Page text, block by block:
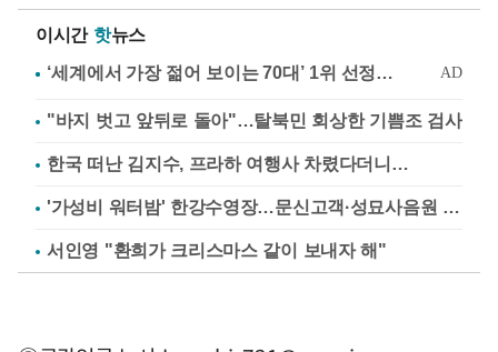
이시간 핫뉴스
"바지 벗고 앞뒤로 돌아"…탈북민 회상한 기쁨조 검사
한국 떠난 김지수, 프라하 여행사 차렸다더니…
'가성비 워터밤' 한강수영장…문신고객·성묘사음원 민원
서인영 "환희가 크리스마스 같이 보내자 해"